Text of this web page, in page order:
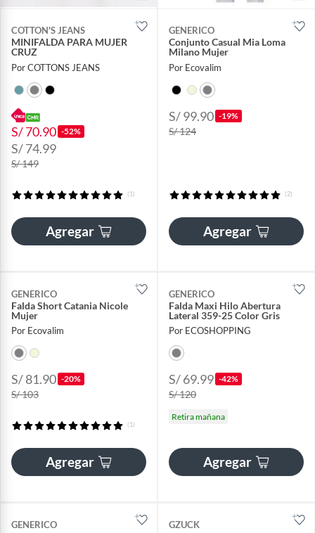
COTTON'S JEANS
MINIFALDA PARA MUJER
CRUZ
Por COTTONS JEANS
S/ 70.90 -52%
S/ 74.99
S/ 149
(1)
Agregar
GENERICO
Conjunto Casual Mia Loma
Milano Mujer
Por Ecovalim
S/ 99.90 -19%
S/ 124
(2)
Agregar
GENERICO
Falda Short Catania Nicole
Mujer
Por Ecovalim
S/ 81.90 -20%
S/ 103
(1)
Agregar
GENERICO
Falda Maxi Hilo Abertura
Lateral 359-25 Color Gris
Por ECOSHOPPING
S/ 69.99 -42%
S/ 120
Retira mañana
Agregar
GENERICO GZUCK